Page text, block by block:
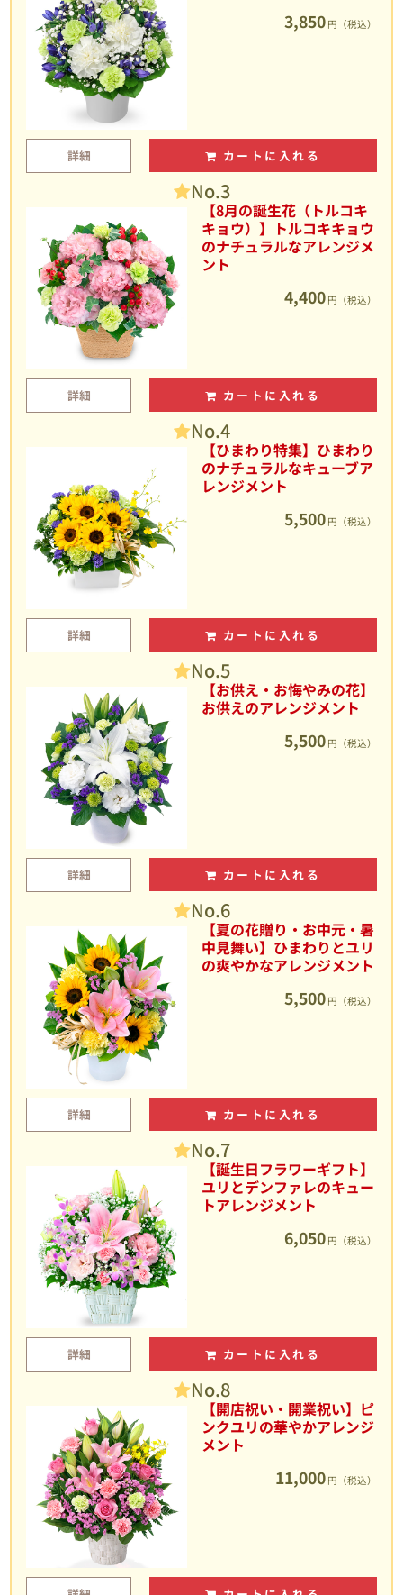
3,850 円（税込）
詳細 カートに入れる
No.3
【8月の誕生花（トルコキ
キョウ）】トルコキキョウ
のナチュラルなアレンジメ
ント
4,400 円（税込）
詳細 カートに入れる
No.4
【ひまわり特集】ひまわり
のナチュラルなキューブア
レンジメント
5,500 円（税込）
詳細 カートに入れる
No.5
【お供え・お悔やみの花】
お供えのアレンジメント
5,500 円（税込）
詳細 カートに入れる
No.6
【夏の花贈り・お中元・暑
中見舞い】ひまわりとユリ
の爽やかなアレンジメント
5,500 円（税込）
詳細 カートに入れる
No.7
【誕生日フラワーギフト】
ユリとデンファレのキュー
トアレンジメント
6,050 円（税込）
詳細 カートに入れる
No.8
【開店祝い・開業祝い】ピ
ンクユリの華やかアレンジ
メント
11,000 円（税込）